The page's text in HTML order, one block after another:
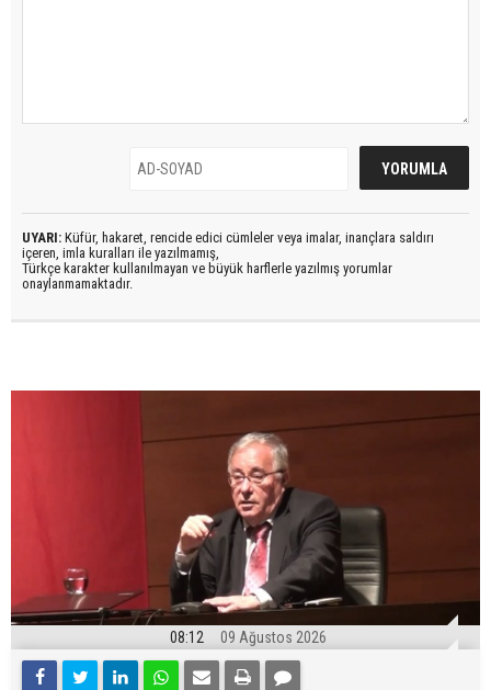
UYARI: Küfür, hakaret, rencide edici cümleler veya imalar, inançlara saldırı
içeren, imla kuralları ile yazılmamış,
Türkçe karakter kullanılmayan ve büyük harflerle yazılmış yorumlar
onaylanmamaktadır.
08:12 09 Ağustos 2026